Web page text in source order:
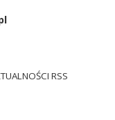
RSS